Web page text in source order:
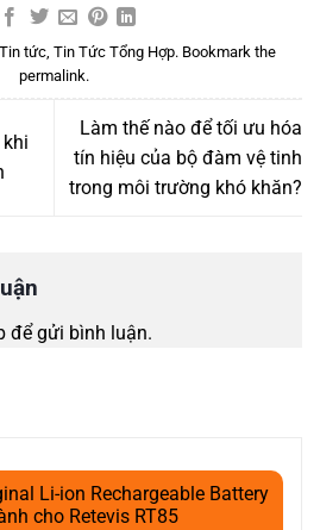
Tin tức Tin Tức Tổng Hợp. Bookmark the
permalink.
Làm thế nào để tối ưu hóa
tín hiệu của bộ đàm vệ tinh
trong môi trường khó khăn?
để gửi bình luận.
Li-ion Rechargeable Battery
cho Retevis RT85